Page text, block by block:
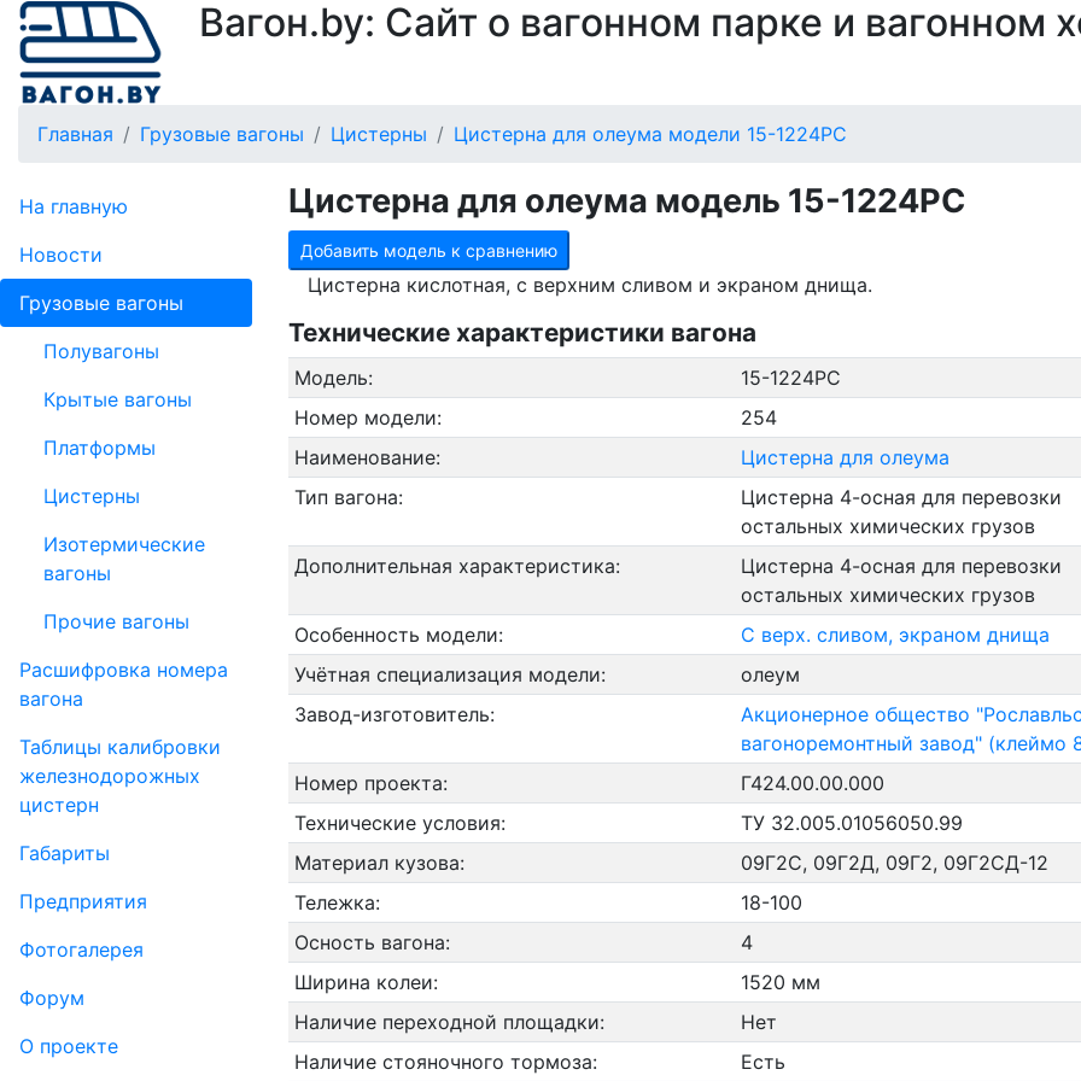
Вагон.by: Сайт о вагонном парке и вагонном
Главная Грузовые вагоны Цистерны Цистерна для олеума модели 15-1224РС
На главную
Новости
Грузовые вагоны
Полувагоны
Крытые вагоны
Платформы
Цистерны
Изотермические
вагоны
Прочие вагоны
Рас­шифров­ка номера
вагона
Таблицы калибровки
же­лезно­дорожных
цистерн
Габариты
Пред­прия­тия
Фо­то­га­ле­рея
Форум
О проекте
Цистерна для олеума модель 15-1224РС
Добавить модель к сравнению
Цистерна кислотная, с верхним сливом и экраном днища.
Технические характеристики вагона
Модель:
15-1224РС
Номер модели:
254
Наименование:
Цистерна для олеума
Тип вагона:
Цистерна 4-осная для перевозки
остальных химических грузов
Дополнительная характеристика:
Цистерна 4-осная для перевозки
остальных химических грузов
Особенность модели:
С верх. сливом, экраном днища
Учётная специализация модели:
олеум
Завод-изготовитель:
Акционерное общество
вагоноремонтный завод" (клеймо
Номер проекта:
Г424.00.00.000
Технические условия:
ТУ 32.005.01056050.99
Материал кузова:
09Г2С, 09Г2Д, 09Г2, 09Г2СД-12
Тележка:
18-100
Осность вагона:
4
Ширина колеи:
1520 мм
Наличие переходной площадки:
Нет
Наличие стояночного тормоза:
Есть